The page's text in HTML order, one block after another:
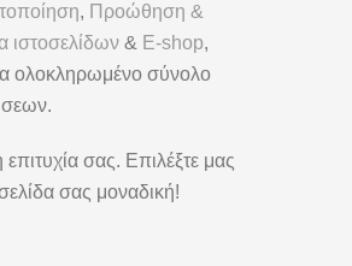
, Προώθηση &
ιστοσελίδων & E-shop,
ολοκληρωμένο σύνολο
επιτυχία σας. Επιλέξτε μας
σας μοναδική!